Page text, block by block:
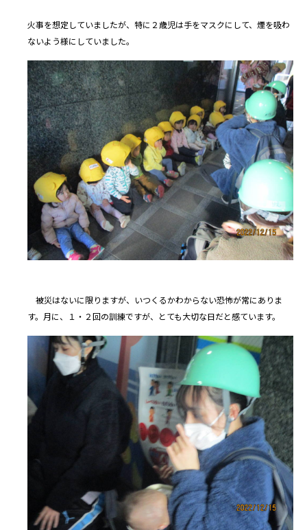
火事を想定していましたが、特に２歳児は手をマスクにして、煙を吸わ
ないよう様にしていました。
被災はないに限りますが、いつくるかわからない恐怖が常にありま
す。月に、１・２回の訓練ですが、とても大切な日だと感ています。